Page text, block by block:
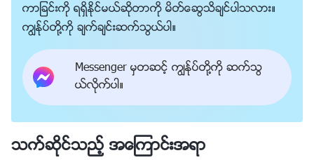
ကာျခင္းကို ရရွိႏိုင္မယ္ဆိုတာကို မိတ္ေဆြသိခ်င္ပါသလား။
ကြၽန္ုပ္တို႔ကို ခ်က္ခ်င္းဆက္သြယ္ပါ။
Messenger မွတဆင့္ ကြၽန္ုပ္တို႔ကို ဆက္သြ
ယ္လိုက္ပါ။
သက္ဆိုင္သည့္ အေၾကာင္းအရာ